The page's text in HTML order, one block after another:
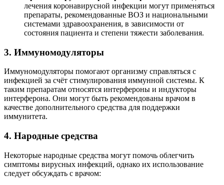
лечения коронавирусной инфекции могут применяться
препараты, рекомендованные ВОЗ и национальными
системами здравоохранения, в зависимости от
состояния пациента и степени тяжести заболевания.
3. Иммуномодуляторы
Иммуномодуляторы помогают организму справляться с
инфекцией за счёт стимулирования иммунной системы. К
таким препаратам относятся интерфероны и индукторы
интерферона. Они могут быть рекомендованы врачом в
качестве дополнительного средства для поддержки
иммунитета.
4. Народные средства
Некоторые народные средства могут помочь облегчить
симптомы вирусных инфекций, однако их использование
следует обсуждать с врачом: